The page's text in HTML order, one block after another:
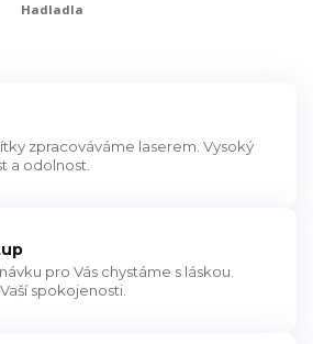
Hadladla
zpracováváme laserem. Vysoký
a odolnost.
pro Vás chystáme s láskou.
spokojenosti.